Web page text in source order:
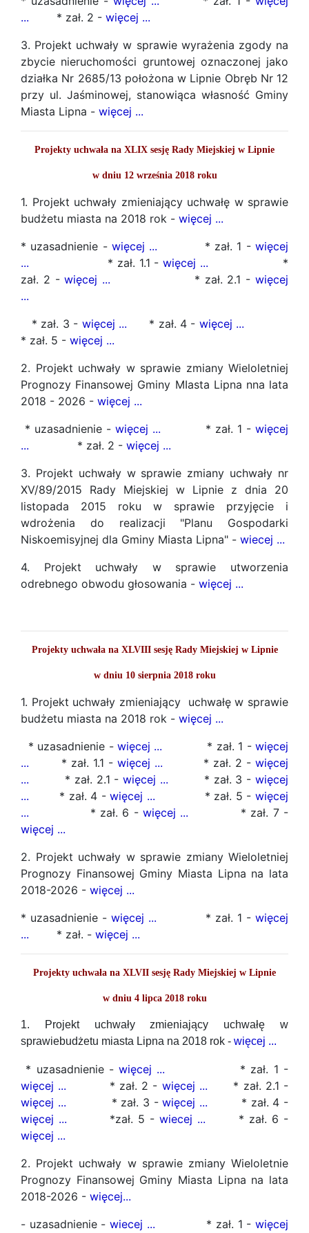
... * zał. 2 - więcej ...
3. Projekt uchwały w sprawie wyrażenia zgody na
zbycie nieruchomości gruntowej oznaczonej jako
działka Nr 2685/13 położona w Lipnie Obręb Nr 12
przy ul. Jaśminowej, stanowiąca własność Gminy
Miasta Lipna - więcej ...
Projekty uchwała na XLIX sesję Rady Miejskiej w Lipnie
w dniu 12 września 2018 roku
1. Projekt uchwały zmieniający uchwałę w sprawie
budżetu miasta na 2018 rok - więcej ...
* uzasadnienie - więcej ... * zał. 1 -więcej
...
* zał. 1.1 - więcej ...
*
zał. 2 -więcej ... * zał. 2.1 -więcej
...
* zał. 3 - więcej ... * zał. 4 - więcej ...
* zał. 5 - więcej ...
2. Projekt uchwały w sprawie zmiany Wieloletniej
Prognozy Finansowej Gminy MIasta Lipna nna lata
2018 - 2026 - więcej ...
* uzasadnienie - więcej ... * zał. 1 -więcej
...
* zał. 2 - więcej ...
3. Projekt uchwały w sprawie zmiany uchwały nr
XV/89/2015 Rady Miejskiej w Lipnie z dnia 20
listopada 2015 roku w sprawie przyjęcie i
wdrożenia do realizacji "Planu Gospodarki
Niskoemisyjnej dla Gminy Miasta Lipna" - wiecej ...
4. Projekt uchwały w sprawie utworzenia
odrebnego obwodu głosowania - więcej ...
Projekty uchwała na XLVIII sesję Rady Miejskiej w Lipnie
w dniu 10 sierpnia 2018 roku
1. Projekt uchwały zmieniający uchwałę w sprawie
budżetu miasta na 2018 rok - więcej ...
* uzasadnienie -więcej ... * zał. 1 -więcej
...
* zał. 1.1 -więcej ... * zał. 2 - więcej
...
* zał. 2.1 -więcej ... * zał. 3 -więcej
... * zał. 4 -więcej ... * zał. 5 -więcej
...
* zał. 6 - więcej ...
* zał. 7 -
więcej ...
2. Projekt uchwały w sprawie zmiany Wieloletniej
Prognozy Finansowej Gminy Miasta Lipna na lata
2018-2026 - więcej ...
* uzasadnienie - więcej ... * zał. 1 -więcej
...
* zał. - więcej ...
Projekty uchwała na XLVII sesję Rady Miejskiej w Lipnie
w dniu 4 lipca 2018 roku
1. Projekt uchwały zmieniający uchwałę w
sprawiebudżetu miasta Lipna na 2018 rok - więcej ...
* uzasadnienie -więcej ...
* zał. 1 -
więcej ...
* zał. 2 - więcej ...
* zał. 2.1 -
więcej ...
* zał. 3 -więcej ...
* zał. 4 -
więcej ...
*zał. 5 - wiecej ...
* zał. 6 -
więcej ...
2. Projekt uchwały w sprawie zmiany Wieloletnie
Prognozy Finansowej Gminy Miasta Lipna na lata
2018-2026 - więcej...
- uzasadnienie -wiecej ... * zał. 1 -więcej